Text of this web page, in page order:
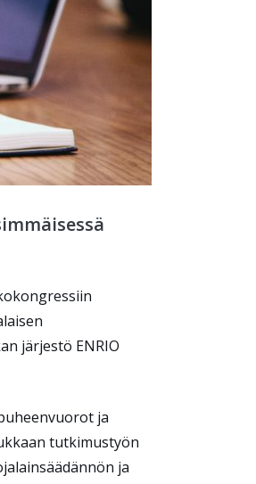
järjestö ENRIO
ja
tutkimustyön
ja